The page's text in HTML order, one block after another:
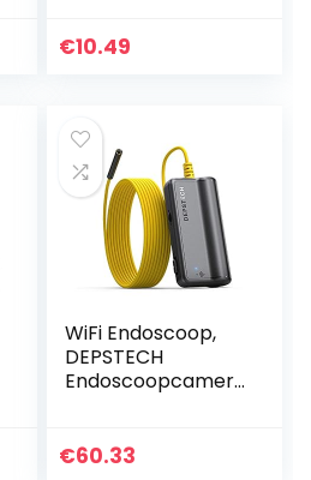
endoscoop, 6 leds,
€10.49
WiFi Endoscoop,
DEPSTECH
Endoscoopcamer
Inspectiecamera
€60.33